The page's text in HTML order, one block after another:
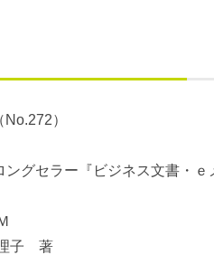
）
ングセラー『ビジネス文書・
子 著